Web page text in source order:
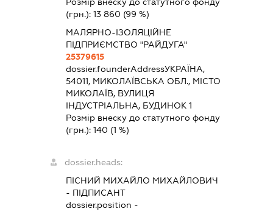
Розмір внеску до статутного фонду
(грн.):13 860 (99 %)
МАЛЯРНО-ІЗОЛЯЦІЙНЕ
ПІДПРИЄМСТВО "РАЙДУГА"
25379615
dossier.founderAddressУКРАЇНА,
54011, МИКОЛАЇВСЬКА ОБЛ., МІСТО
МИКОЛАЇВ, ВУЛИЦЯ
ІНДУСТРІАЛЬНА, БУДИНОК 1
Розмір внеску до статутного фонду
(грн.):140 (1 %)
dossier.heads:
ПІСНИЙ МИХАЙЛО МИХАЙЛОВИЧ
- ПІДПИСАНТ
dossier.position -